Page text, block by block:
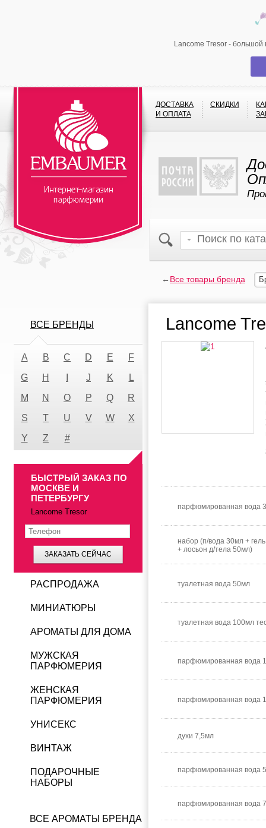
Lancome Tresor -
ДОСТАВКА
И ОПЛАТА
СКИДКИ
←Все товары бренда
Lancome
парфюмированная вода
набор (п/вода 30мл +
+ лосьон д/тела 50мл)
туалетная вода 50мл
туалетная вода 100мл
парфюмированная вода
парфюмированная вода
духи 7,5мл
парфюмированная вода
парфюмированная вода
ВСЕ БРЕНДЫ
A B C D E
F
G
H J K
L
M
N O P Q
R
S
T U V W
X
Y
Z #
БЫСТРЫЙ ЗАКАЗ ПО
МОСКВЕ И
ПЕТЕРБУРГУ
Lancome Tresor
ЗАКАЗАТЬ СЕЙЧАС
РАСПРОДАЖА
МИНИАТЮРЫ
АРОМАТЫ ДЛЯ ДОМА
МУЖСКАЯ
ПАРФЮМЕРИЯ
ЖЕНСКАЯ
ПАРФЮМЕРИЯ
УНИСЕКС
ВИНТАЖ
ПОДАРОЧНЫЕ
НАБОРЫ
ВСЕ АРОМАТЫ БРЕНДА